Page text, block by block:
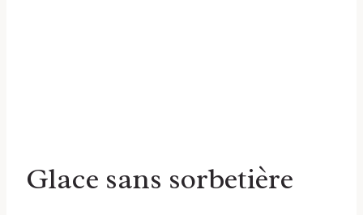
Glace sans sorbetière